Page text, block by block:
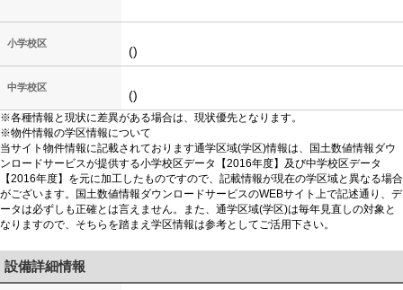
小学校区
()
中学校区
()
※各種情報と現状に差異がある場合は、現状優先となります。
※物件情報の学区情報について
当サイト物件情報に記載されております通学区域(学区)情報は、国土数値情報ダウ
ンロードサービスが提供する小学校区データ【2016年度】及び中学校区データ
【2016年度】を元に加工したものですので、記載情報が現在の学区域と異なる場合
がございます。国土数値情報ダウンロードサービスのWEBサイト上で記述通り、デ
ータは必ずしも正確とは言えません。また、通学区域(学区)は毎年見直しの対象と
なりますので、そちらを踏まえ学区情報は参考としてご活用下さい。
設備詳細情報